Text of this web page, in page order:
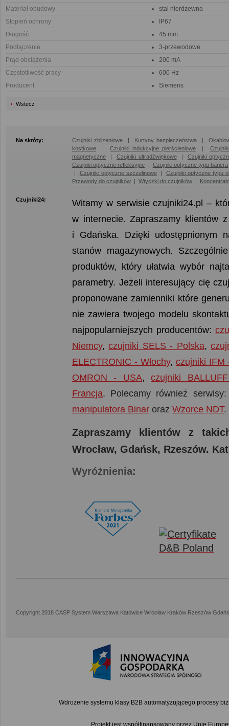
Materiał obudowy
stal nierdzewna
Stopień ochrony
IP67
Długość
45 mm
Podłączenie
3-przewodowe
Prąd obciążenia
200 mA
Częstotliwość pracy
600 Hz
Producent
Siemens
Wstecz
Na skróty: Czujniki zblizeniowe | Kurtyny bezpieczeństwa |
kostkowe |Czujniki indukcyjne pierścieniowe |
magnetyczne |Czujniki ultradźwiękowe| Czujniki
Czujniki optyczne refleksyjne | Czujniki optyczne typu bariera
| Czujniki optyczne szczelinowe|Czujniki optyczne typu
Przewody do czujników | Wtyczki do czujników |
Czujniki24:
Witamy w serwisie czujniki24.pl –
w internecie. Zapraszamy klientów
i Gdańska. Dzięki udostępnionym
stanów magazynowych.
produktów, który ułatwia wybór
parametry. Jeżeli interesujący cię
proponowane zamienniki które
nie zawiera twojego modelu
najpopularniejszych producentów:
Niemcy,czujniki SELS - Polska,
ELECTRONIC - Włochy, czujniki IFM
OMRON - USA,czujniki
Francja. Polecamy również
manipulatora Binar oraz Wzorce NDT.
Zapraszamy klientów z
Wrocław, Gdańsk, Rzeszów.
Wyróżnienia:
Copyright 2018 CASP System Warszawa Katowice Wrocław Kraków Rzeszów
Wdrożenie systemu klasy B2B automatyzującego procesy
Projekt jest współfinansowany przez Unię